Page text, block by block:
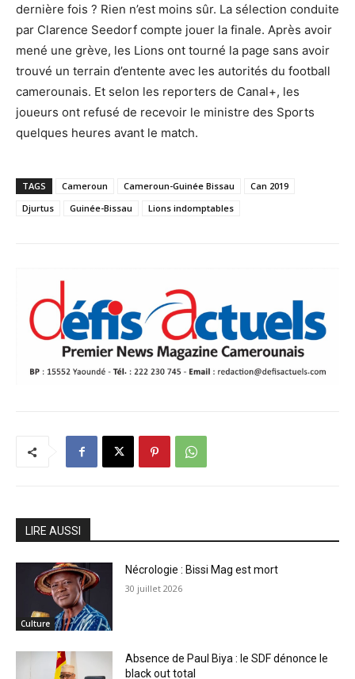
dernière fois ? Rien n’est moins sûr. La sélection conduite
par Clarence Seedorf compte jouer la finale. Après avoir
mené une grève, les Lions ont tourné la page sans avoir
trouvé un terrain d’entente avec les autorités du football
camerounais. Et selon les reporters de Canal+, les
joueurs ont refusé de recevoir le ministre des Sports
quelques heures avant le match.
TAGS Cameroun Cameroun-Guinée Bissau
Can 2019
Djurtus
Guinée-Bissau Lions indomptables
LIRE AUSSI
Culture
Nécrologie : Bissi Mag est mort
30 juillet 2026
Absence de Paul Biya : le SDF dénonce le
black out total